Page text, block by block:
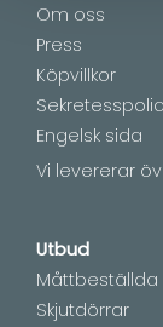
Om oss
Press
Köpvillkor
Engelsk sida
Vi levererar
Utbud
Skjutdörrar